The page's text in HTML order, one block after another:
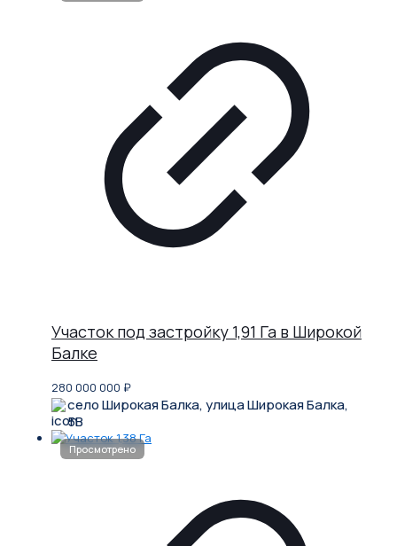
Участок под застройку 1,91 Га в Широкой
Балке
280 000 000 ₽
село Широкая Балка, улица Широкая Балка,
5В